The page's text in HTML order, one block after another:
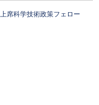
席科学技術政策フェロー